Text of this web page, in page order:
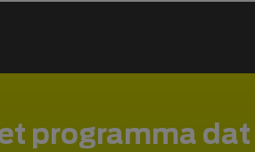
programma dat